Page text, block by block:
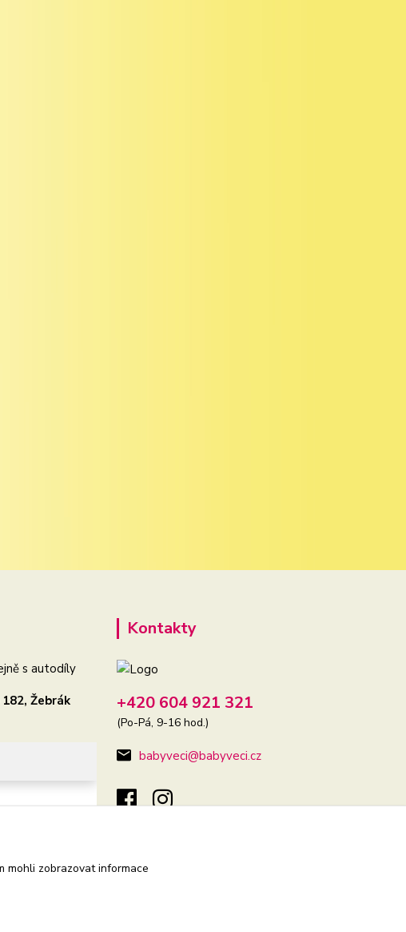
s autodíly
Žebrák
Kontakty
+420 604 921 321
(Po-Pá, 9-16 hod.)
babyveci@babyveci.cz
mohli zobrazovat informace